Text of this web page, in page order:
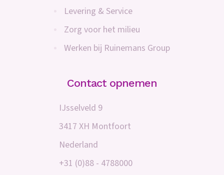
Levering & Service
Zorg voor het milieu
Werken bij Ruinemans Group
Contact opnemen
IJsselveld 9
3417 XH Montfoort
Nederland
+31 (0)88 - 4788000